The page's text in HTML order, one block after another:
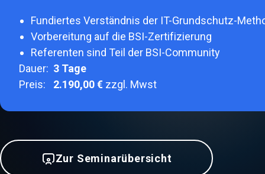
Fundiertes Verständnis der IT-Grundschutz-
Vorbereitung auf die BSI-Zertifizierung
Referenten sind Teil der BSI-Community
Dauer: 3 Tage
Preis:
2.190,00 € zzgl. Mwst
Zur Seminarübersicht